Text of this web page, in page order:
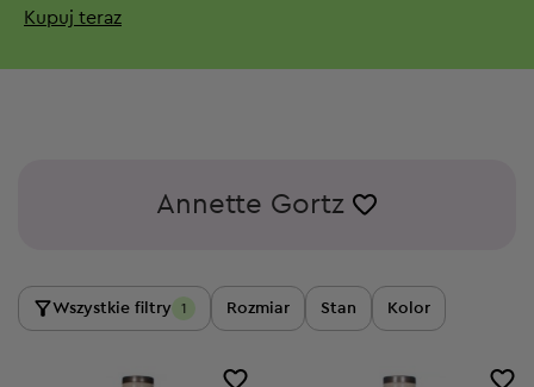
Kupuj teraz
Annette Gortz
Wszystkie filtry 1 Rozmiar Stan Kolor